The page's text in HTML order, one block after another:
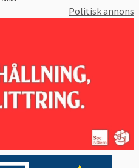
Politisk annons